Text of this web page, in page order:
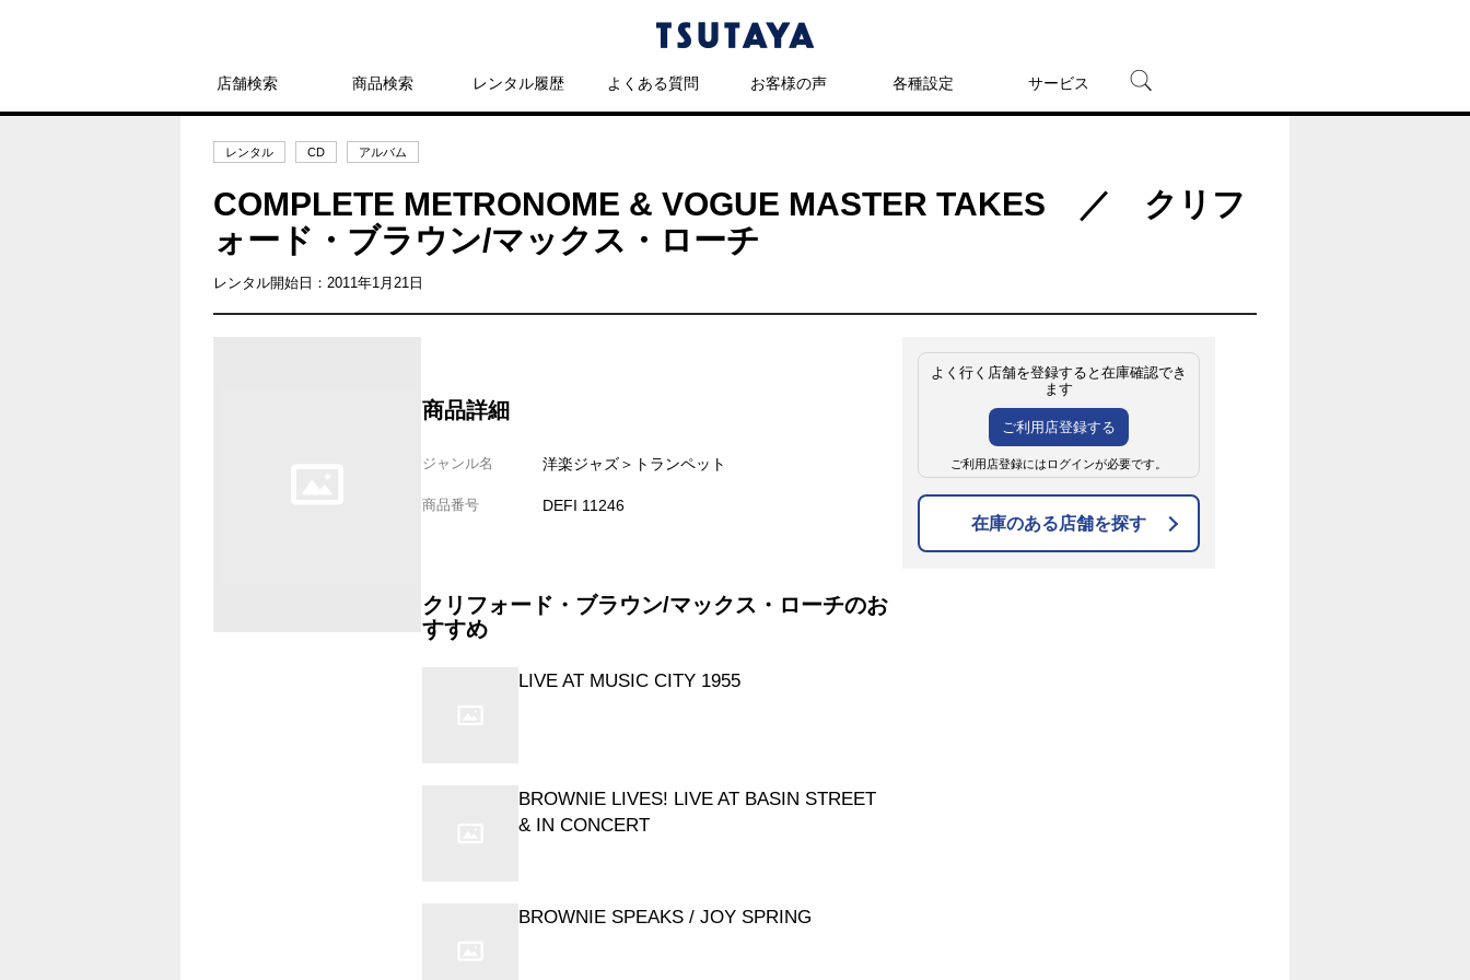
店舗検索 商品検索 レンタル履歴 よくある質問 お客様の声 各種設定 サービス
TSUTAYAプレミアムNEXT
レンタル CD アルバム
COMPLETE METRONOME & VOGUE MASTER TAKES ／ クリフ
ォード・ブラウン/マックス・ローチ
レンタル開始日：2011年1月21日
商品詳細
ジャンル名 洋楽ジャズ＞トランペット
商品番号 DEFI 11246
クリフォード・ブラウン/マックス・ローチのお
すすめ
LIVE AT MUSIC CITY 1955
BROWNIE LIVES! LIVE AT BASIN STREET
& IN CONCERT
BROWNIE SPEAKS / JOY SPRING
よく行く店舗を登録すると在庫確認でき
ます
ご利用店登録する
ご利用店登録にはログインが必要です。
在庫のある店舗を探す